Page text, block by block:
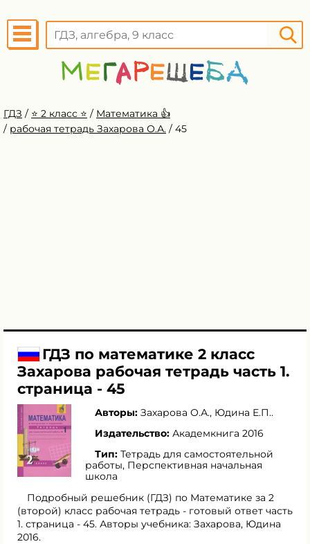
ГДЗ / ⭐️ 2 класс ⭐️ / Математика 👍
/ рабочая тетрадь Захарова О.А. / 45
ГДЗ по математике 2 класс
Захарова рабочая тетрадь часть 1.
страница - 45
Авторы: Захарова О.А., Юдина Е.П..
Издательство: Академкнига 2016
Тип: Тетрадь для самостоятельной
работы, Перспективная начальная
школа
Подробный решебник (ГДЗ) по Математике за 2
(второй) класс рабочая тетрадь - готовый ответ часть
1. страница - 45. Авторы учебника: Захарова, Юдина
2016.